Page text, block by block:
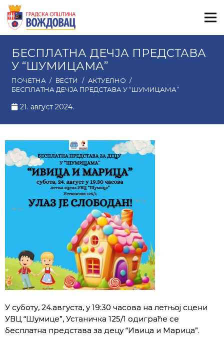
БЕСПЛАТНА ДЕЧЈА ПРЕДСТАВА
У “ШУМИЦАМА”
ПОЧЕТНА / ВЕСТИ / АКТУЕЛНО /
БЕСПЛАТНА ДЕЧЈА ПРЕДСТАВА У “ШУМИЦАМА”
21. август 2024.
У суботу, 24.августа, у 19:30 часова на летњој сцени
УВЦ “Шумице”, Устаничка 125/1 одиграће се
бесплатна представа за децу “Ивица и Марица”.